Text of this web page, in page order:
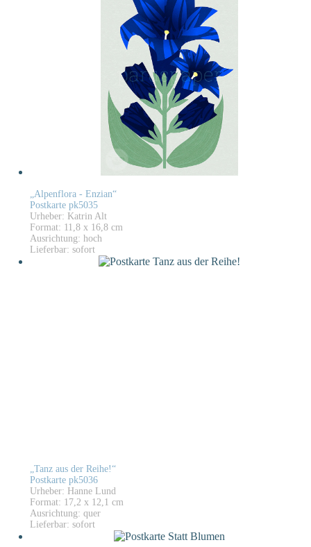
„Alpenflora - Enzian“
Postkarte pk5035
Urheber: Katrin Alt
Format: 11,8 x 16,8 cm
Ausrichtung: hoch
Lieferbar: sofort
„Tanz aus der Reihe!“
Postkarte pk5036
Urheber: Hanne Lund
Format: 17,2 x 12,1 cm
Ausrichtung: quer
Lieferbar: sofort